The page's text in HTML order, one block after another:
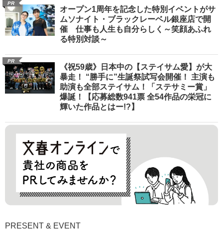
PR
オープン1周年を記念した特別イベントがサ
ムソナイト・ブラックレーベル銀座店で開
催 仕事も人生も自分らしく～笑顔あふれ
る特別対談～
PR
《祝59歳》日本中の【ステイサム愛】が大
暴走！ “勝手に”生誕祭試写会開催！ 主演も
助演も全部ステイサム！「ステサミー賞」
爆誕！【応募総数941票 全54作品の栄冠に
輝いた作品とはー!?】
PRESENT & EVENT